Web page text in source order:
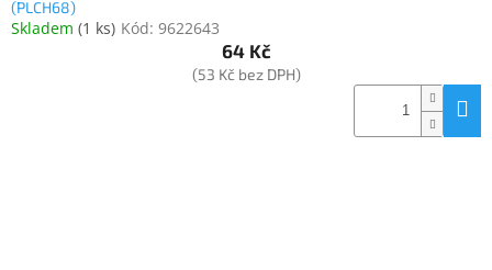
(PLCH68)
Skladem (1 ks) Kód: 9622643
64 Kč
(53 Kč bez DPH)